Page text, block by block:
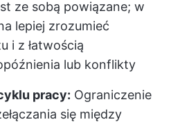
ze sobą powiązane; w
lepiej zrozumieć
i z łatwością
lub konflikty
pracy: Ograniczenie
się między